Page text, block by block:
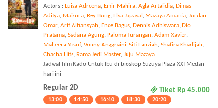
Actors : Luisa Adreena, Emir Mahira, Agla Artalidia, Dimas
Aditya, Maizura, Rey Bong, Elsa Japasal , Mazaya Amania, Jordan
Omar, Arif Alfiansyah, Ence Bagus, Dennis Adhiswara, Dio
Pratama, Sadana Agung, Paloma Turangan, Adam Xavier,
Maheera Yusuf, Vonny Anggraini, Siti Fauziah, Shafira Khadijah,
Chacha Hits, Rama Jedi Master, Juju Mazaya
Jadwal film Kado Untuk Ibu di bioskop Suzuya Plaza XXI Medan
hari ini
Regular 2D Tiket Rp 45.000
13:00 14:50 16:40 18:30 20:20